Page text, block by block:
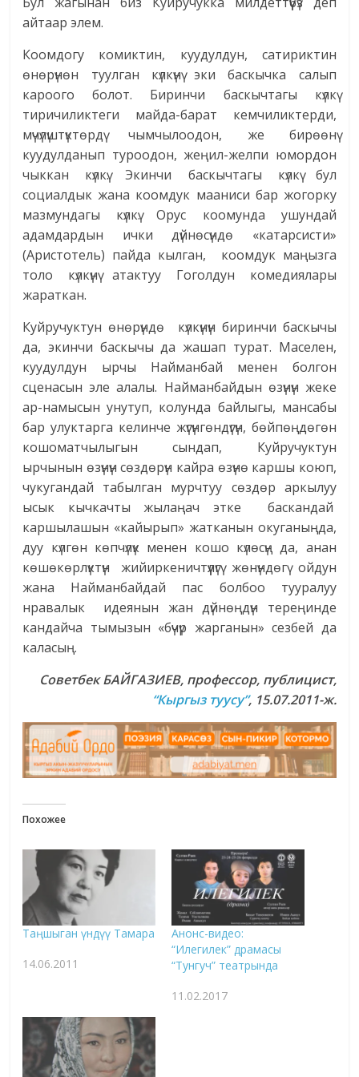
айтаар элем.
Коомдогу комиктин, куудулдун, сатириктин
өнөрүнөн туулган күлкүнү эки баскычка салып
кароого болот. Биринчи баскычтагы күлкү
тиричиликтеги майда-барат кемчиликтерди,
мүчүлүштүктөрдү чымчылоодон, же бирөөнү
куудулданып туроодон, жеңил-желпи юмордон
чыккан күлкү. Экинчи баскычтагы күлкү бул
социалдык жана коомдук мааниси бар жогорку
мазмундагы күлкү. Орус коомунда ушундай
адамдардын ички дүйнөсүндө «катарсисти»
(Аристотель) пайда кылган, коомдук маңызга
толо күлкүнү атактуу Гоголдун комедиялары
жараткан.
Куйручуктун өнөрүндө күлкүнүн биринчи баскычы
да, экинчи баскычы да жашап турат. Маселен,
куудулдун ырчы Найманбай менен болгон
сценасын эле алалы. Найманбайдын өзүнүн жеке
ар-намысын унутуп, колунда байлыгы, мансабы
бар улуктарга келинче жүгүнгөндүгүн, бөйпөңдөгөн
кошоматчылыгын сындап, Куйручуктун
ырчынын өзүнүн сөздөрүн кайра өзүнө каршы коюп,
чукугандай табылган мурчтуу сөздөр аркылуу
ысык кычкачты жылаңач этке баскандай
каршылашын «кайырып» жатканын окуганыңда,
дуу күлгөн көпчүлүк менен кошо күлөсүң да, анан
көшөкөрлүктүн жийир­­кеничтүүлүгү жө­нүн­­дөгү ойдун
жана Найманбайдай пас болбоо тууралуу
нравалык идеянын жан дүйнөң­дүн тереңинде
кандайча тымызын «бүчүр жарганын» сезбей да
каласың.
СоветбекБАЙГАЗИЕВ,профессор,публицист,
“Кыргыз туусу”, 15.07.2011-ж.
Похожее
Таңшыган үндүү Тамара
14.06.2011
Анонс-видео:
“Илегилек” драмасы
“Тунгуч” театрында
11.02.2017